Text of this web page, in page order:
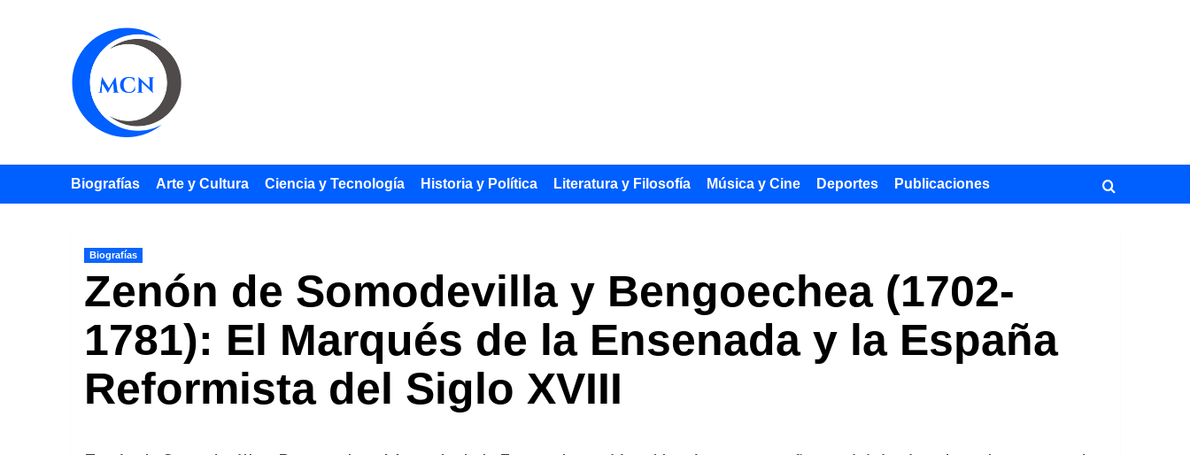
Biografías Arte y Cultura Ciencia y Tecnología Historia y Política Literatura y Filosofía Música y Cine Deportes Publicaciones
Biografías
Zenón de Somodevilla y Bengoechea (1702-
1781): El Marqués de la Ensenada y la España
Reformista del Siglo XVIII